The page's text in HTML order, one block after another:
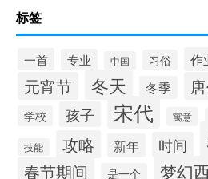
标签
一首 专业 中国 习俗 作
元宵节 冬天 冬季
学校
孩子 宋代 寓意
技能 攻略 新年 时间
春节期间 是一个 梦幻